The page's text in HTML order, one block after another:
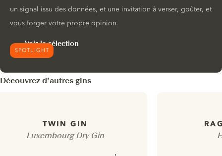
SPOTLIGHT
un signal issu des données, et une invitation à verser, goûter, et
vous forger votre propre opinion.
Voir la sélection
Découvrez d’autres gins
TWIN GIN
Luxembourg Dry Gin